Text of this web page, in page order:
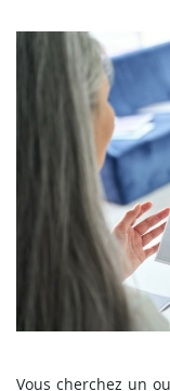
Vous cherchez un